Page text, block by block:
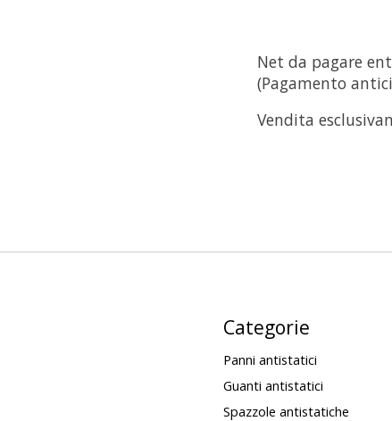
Net da pagare
(Pagamento
Vendita
Categorie
Panni antistatici
Guanti antistatici
Spazzole antistatiche